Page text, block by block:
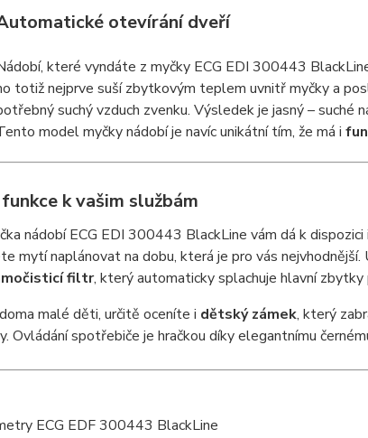
otevírání dveří
které vyndáte z myčky ECG EDI 300443
totiž nejprve suší zbytkovým teplem uvnitř myčky a
suchý vzduch zvenku. Výsledek je jasný –
model myčky nádobí je navíc unikátní tím, že má i
k vašim službám
nádobí ECG EDI 300443 BlackLine vám dá k dispozici
mytí naplánovat na dobu, která je pro vás
filtr, který automaticky splachuje hlavní zbytky
malé děti, určitě oceníte i dětský zámek, který
Ovládání spotřebiče je hračkou díky elegantnímu
ECG EDF 300443 BlackLine